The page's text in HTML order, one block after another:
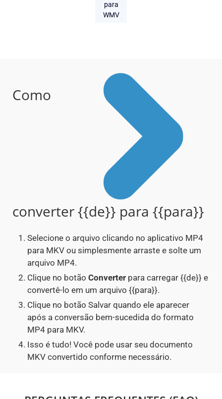
para
WMV
Como
converter {{de}} para {{para}}
Selecione o arquivo clicando no aplicativo MP4
para MKV ou simplesmente arraste e solte um
arquivo MP4.
Clique no botão Converter para carregar {{de}} e
convertê-lo em um arquivo {{para}}.
Clique no botão Salvar quando ele aparecer
após a conversão bem-sucedida do formato
MP4 para MKV.
Isso é tudo! Você pode usar seu documento
MKV convertido conforme necessário.